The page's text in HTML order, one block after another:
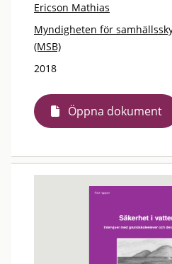
Ericson Mathias
Myndigheten för
(MSB)
2018
Öppna dokument